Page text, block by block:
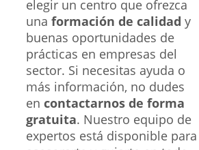
elegir un centro que ofrezca
una formación de calidad y
buenas oportunidades de
prácticas en empresas del
sector. Si necesitas ayuda o
más información, no dudes
en contactarnos de forma
gratuita. Nuestro equipo de
expertos está disponible para